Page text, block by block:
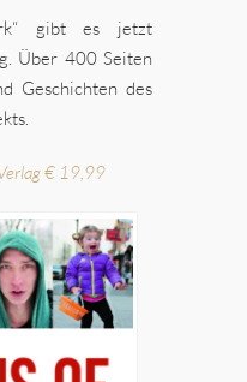
gibt es jetzt
Über 400 Seiten
Geschichten des
€ 19,99